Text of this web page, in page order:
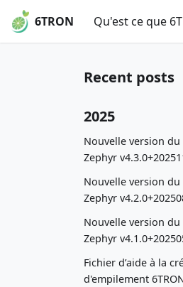
6TRON Qu'est ce que
Recent posts
2025
Nouvelle version du
Zephyr
Nouvelle version du
Zephyr
Nouvelle version du
Zephyr
Fichier d’aide à la
d'empilement